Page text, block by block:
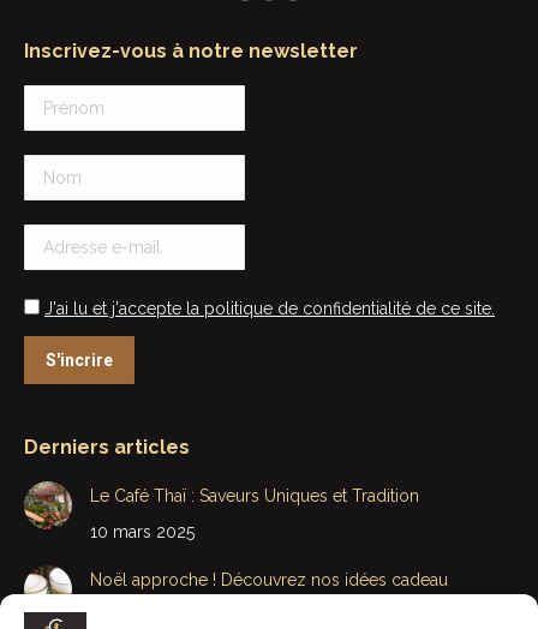
Inscrivez-vous à notre newsletter
J'ai lu et j'accepte la politique de confidentialité de ce site.
Derniers articles
Le Café Thaï : Saveurs Uniques et Tradition
10 mars 2025
Noël approche ! Découvrez nos idées cadeau